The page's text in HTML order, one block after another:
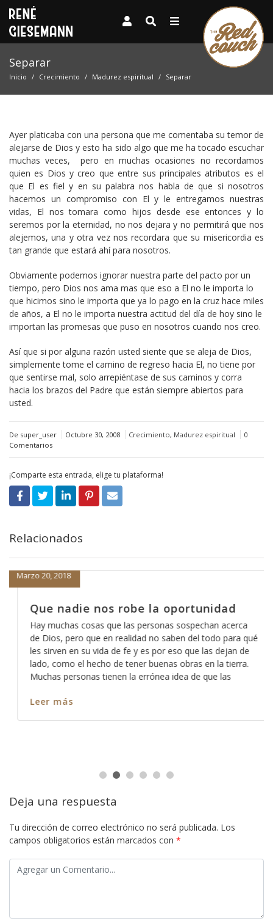
Separar
Inicio Crecimiento Madurez espiritual Separar
Ayer platicaba con una persona que me comentaba su temor de
alejarse de Dios y esto ha sido algo que me ha tocado escuchar
muchas veces, pero en muchas ocasiones no recordamos
quien es Dios y creo que entre sus principales atributos es el
que El es fiel y en su palabra nos habla de que si nosotros
hacemos un compromiso con El y le entregamos nuestras
vidas, El nos tomara como hijos desde ese entonces y lo
seremos por la eternidad, no nos dejara y no permitirá que nos
alejemos, una y otra vez nos recordara que su misericordia es
tan grande que estará ahí para nosotros.
Obviamente podemos ignorar nuestra parte del pacto por un
tiempo, pero Dios nos ama mas que eso a El no le importa lo
que hicimos sino le importa que ya lo pago en la cruz hace miles
de años, a El no le importa nuestra actitud del día de hoy sino le
importan las promesas que puso en nosotros cuando nos creo.
Así que si por alguna razón usted siente que se aleja de Dios,
simplemente tome el camino de regreso hacia El, no tiene por
que sentirse mal, solo arrepiéntase de sus caminos y corra
hacia los brazos del Padre que están siempre abiertos para
usted.
De super_user Octubre 30, 2008 Crecimiento, Madurez espiritual
0
Comentarios
¡Comparte esta entrada, elige tu plataforma!
Relacionados
Que nadie nos robe la oportunidad
Marzo 20, 2018
Hay muchas cosas que las personas sospechan acerca
de Dios, pero que en realidad no saben del todo para qué
les sirven en su vida de fe y es por eso que las dejan de
lado, como el hecho de tener buenas obras en la tierra.
Muchas personas tienen la errónea idea de que las
Leer más
Deja una respuesta
Tu dirección de correo electrónico no será publicada. Los
campos obligatorios están marcados con *